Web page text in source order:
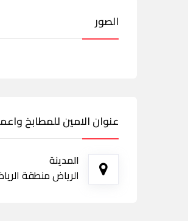
الصور
عنوان الامين للمطابخ
المدينة
الرياض منطقة